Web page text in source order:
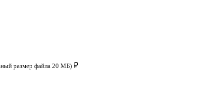
размер файла 20 МБ) ₽